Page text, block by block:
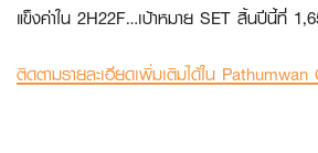
แข็งค่าใน 2H22F…เป้าหมาย SET สิ้นปีนี้ที่
ติดตามรายละเอียดเพิ่มเติมได้ใน